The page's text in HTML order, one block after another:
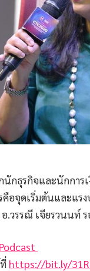
กธุรกิจและนักการ
อจุดเริ่มต้นและแร
อ.วรรณี เจียรวนนท์
https://bit.ly/